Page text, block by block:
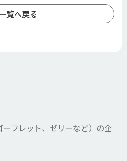
覧へ戻る
フレット、ゼリーなど）の企